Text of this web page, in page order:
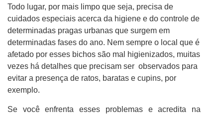
Todo lugar, por mais limpo que seja, precisa de
cuidados especiais acerca da higiene e do controle de
determinadas pragas urbanas que surgem em
determinadas fases do ano. Nem sempre o local que é
afetado por esses bichos são mal higienizados, muitas
vezes há detalhes que precisam ser observados para
evitar a presença de ratos, baratas e cupins, por
exemplo.
Se você enfrenta esses problemas e acredita na